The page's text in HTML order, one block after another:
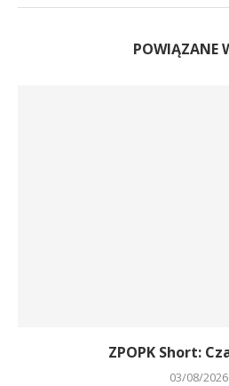
POWIĄZANE
ZPOPK Short:
03/08/2026